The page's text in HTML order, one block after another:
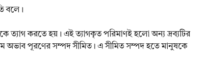
বলে।
ত্যাগ করতে হয়। এই ত্যাগকৃত পরিমাণই হলো অন্য দ্রব্যটির
অভাব পূরণের সম্পদ সীমিত। এ সীমিত সম্পদ হতে মানুষকে